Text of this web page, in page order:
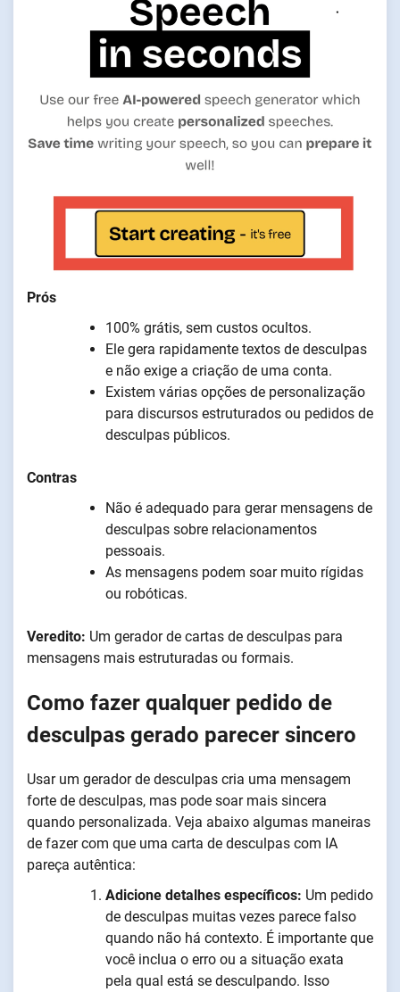
Prós
100% grátis, sem custos ocultos.
Ele gera rapidamente textos de desculpas
e não exige a criação de uma conta.
Existem várias opções de personalização
para discursos estruturados ou pedidos de
desculpas públicos.
Contras
Não é adequado para gerar mensagens de
desculpas sobre relacionamentos
pessoais.
As mensagens podem soar muito rígidas
ou robóticas.
Veredito: Um gerador de cartas de desculpas para
mensagens mais estruturadas ou formais.
Como fazer qualquer pedido de
desculpas gerado parecer sincero
Usar um gerador de desculpas cria uma mensagem
forte de desculpas, mas pode soar mais sincera
quando personalizada. Veja abaixo algumas maneiras
de fazer com que uma carta de desculpas com IA
pareça autêntica:
Adicione detalhes específicos: Um pedido
de desculpas muitas vezes parece falso
quando não há contexto. É importante que
você inclua o erro ou a situação exata
pela qual está se desculpando. Isso